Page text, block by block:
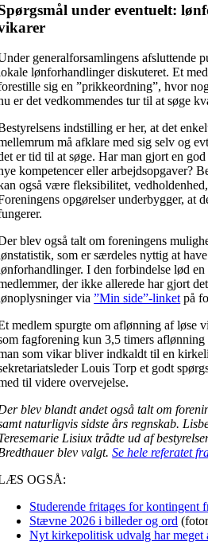
under eventuelt:
generalforsamlingens afsluttende
lønforhandlinger diskuteret. Et
sig en ”prikkeordning”, hvor
er det vedkommendes tur til at søge
indstilling er her, at det
må afklare med sig selv og
er tid til at søge. Har man gjort en
kompetencer eller arbejdsopgaver?
også være fleksibilitet,
opgørelser underbygger, at
blev også talt om foreningens
som er særdeles nyttig at
I den forbindelse lød
der ikke allerede har gjort
via”Min side”-linket på
medlem spurgte om aflønning af løse
fagforening kun 3,5 timers
som vikar bliver indkaldt til en
Louis Torp et godt
til videre overvejelse.
blev blandt andet også talt om
naturligvis sidste års regnskab.
Lisiux trådte ud af
blev valgt. Se hele referatet
OGSÅ:
Studerende fritages for kontingent
Stævne 2026 i billeder og ord
Nyt kirkepolitisk udvalg har meget